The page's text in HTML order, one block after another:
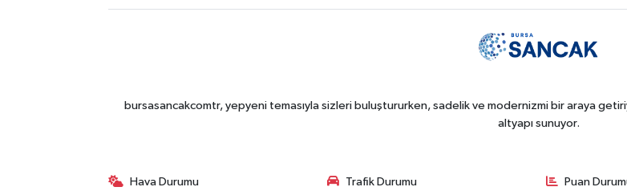
bursasancakcomtr, yepyeni temasıyla sizleri buluştururken, sadelik ve modernizmi bir araya
altyapı sunuyor.
Hava Durumu Trafik Durumu Puan